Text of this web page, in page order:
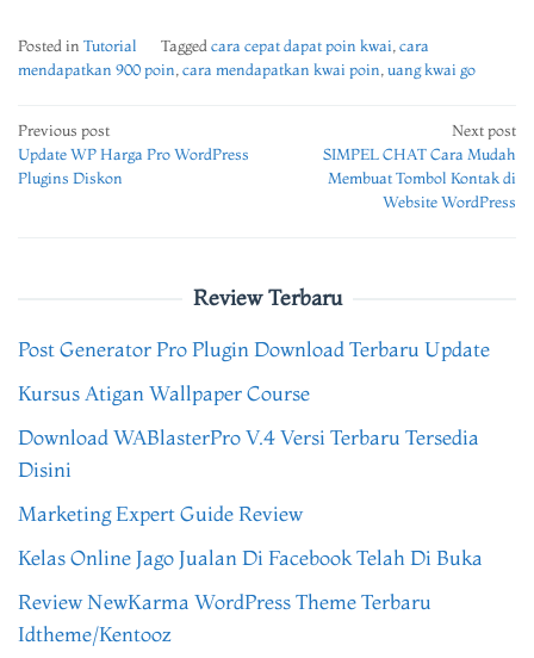
Posted in Tutorial Tagged cara cepat dapat poin kwai cara
mendapatkan 900 poin cara mendapatkan kwai poin uang kwai go
Post
navigation
Previous post
Update WP Harga Pro WordPress
Plugins Diskon
Next post
SIMPEL CHAT Cara Mudah
Membuat Tombol Kontak di
Website WordPress
Review Terbaru
Post Generator Pro Plugin Download Terbaru Update
Kursus Atigan Wallpaper Course
Download WABlasterPro V.4 Versi Terbaru Tersedia
Disini
Marketing Expert Guide Review
Kelas Online Jago Jualan Di Facebook Telah Di Buka
Review NewKarma WordPress Theme Terbaru
Idtheme/Kentooz